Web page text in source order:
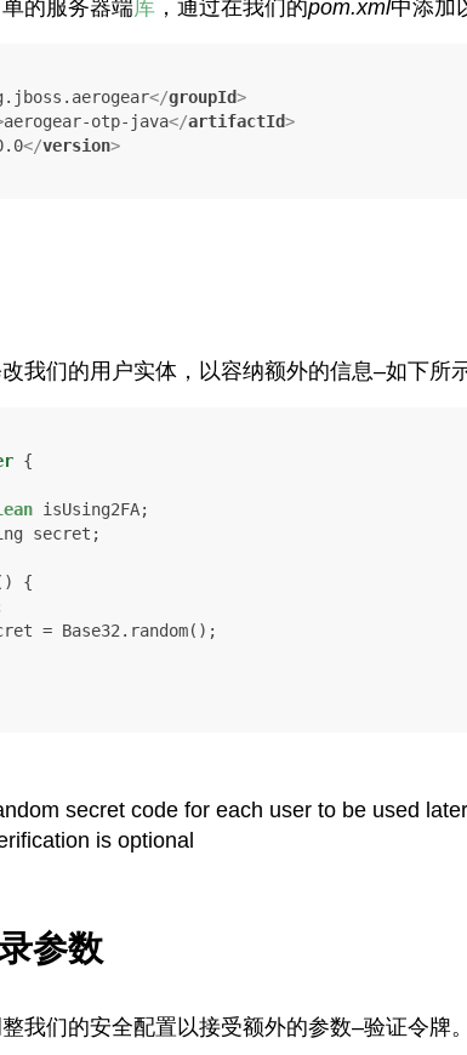
的服务器端库，通过在我们的pom.xml中添加
</groupId>
aerogear-otp-java</artifactId>
</version>
我们的用户实体，以容纳额外的信息–如下所示
{
isUsing2FA;
secret;
{
= Base32.random();
secret code for each user to be used
is optional
参数
我们的安全配置以接受额外的参数–验证令牌